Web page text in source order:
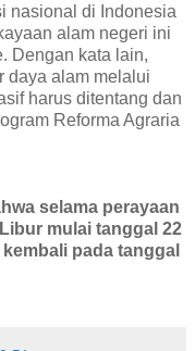
nasional di Indonesia
alam negeri ini
Dengan kata lain,
daya alam melalui
harus ditentang dan
Reforma Agraria
selama perayaan
mulai tanggal 22
pada tanggal